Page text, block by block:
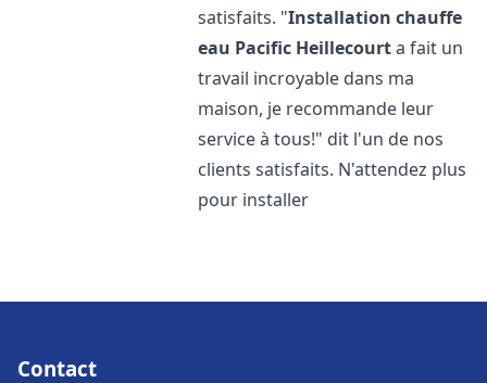
satisfaits. "Installation chauffe
eau Pacific Heillecourta fait un
travail incroyable dans ma
maison, je recommande leur
service à tous!" dit l'un de nos
clients satisfaits. N'attendez plus
pour installer
Contact